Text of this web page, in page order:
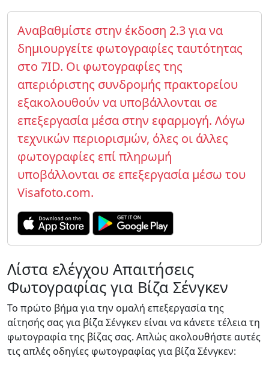
Αναβαθμίστε στην έκδοση 2.3 για να
δημιουργείτε φωτογραφίες ταυτότητας
στο 7ID. Οι φωτογραφίες της
απεριόριστης συνδρομής πρακτορείου
εξακολουθούν να υποβάλλονται σε
επεξεργασία μέσα στην εφαρμογή. Λόγω
τεχνικών περιορισμών, όλες οι άλλες
φωτογραφίες επί πληρωμή
υποβάλλονται σε επεξεργασία μέσω του
Visafoto.com.
Λίστα ελέγχου Απαιτήσεις
Φωτογραφίας για Βίζα Σένγκεν
Το πρώτο βήμα για την ομαλή επεξεργασία της
αίτησής σας για βίζα Σένγκεν είναι να κάνετε τέλεια τη
φωτογραφία της βίζας σας. Απλώς ακολουθήστε αυτές
τις απλές οδηγίες φωτογραφίας για βίζα Σένγκεν: